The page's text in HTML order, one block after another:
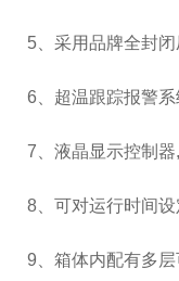
5 、采用品牌全封
6 、超温跟踪报警
7 、液晶显示控制器,
8 、可对运行时间
9、箱体内配有多